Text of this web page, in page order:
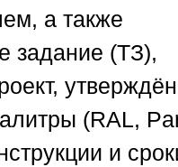
а также
задание (ТЗ),
(RAL,
и